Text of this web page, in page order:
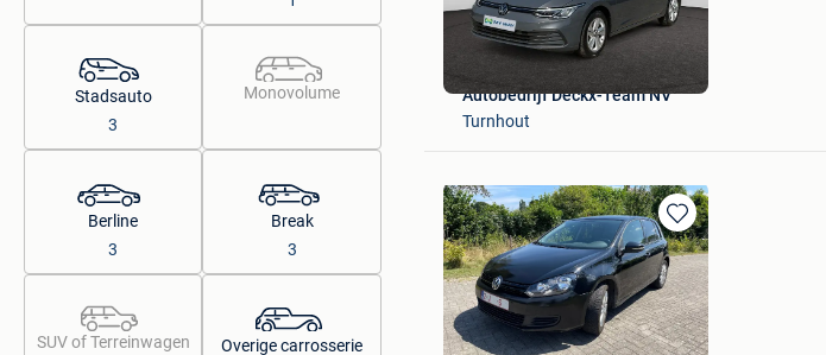
Stadsauto
3
Monovolume
Berline
3
Break
3
SUV of Terreinwagen
Overige carrosserie
Favorieten
Autobedrijf Deckx-Team NV
Turnhout
Bewaren
in
Mijn
Favorieten
M.Post